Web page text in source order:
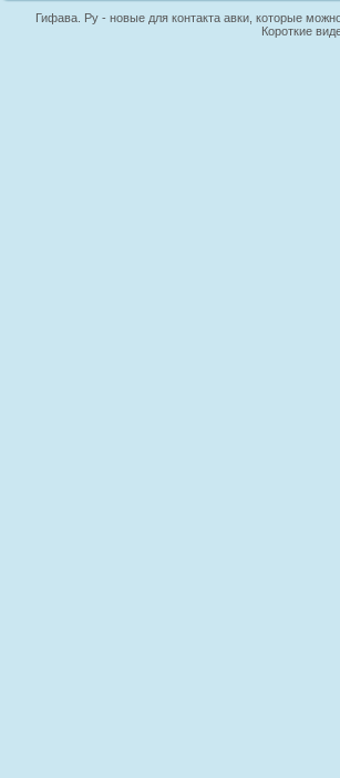
Гифава. Ру - новые для контакта авки, которые
Короткие